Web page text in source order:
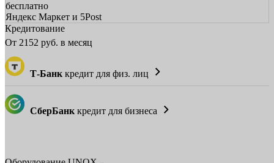
бесплатно
Яндекс Маркет и 5Post
Кредитование
От 2152 руб. в месяц
Т-Банк кредит для физ. лиц
СберБанк кредит для бизнеса